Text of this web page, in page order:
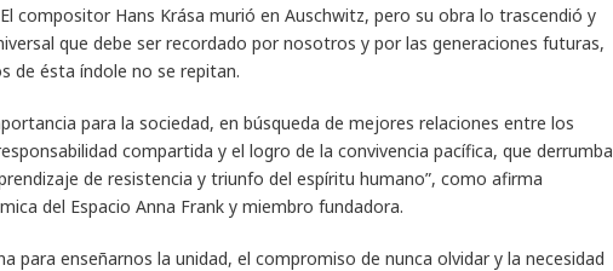
compositor Hans Krása murió en Auschwitz, pero su obra lo trascendió y
que debe ser recordado por nosotros y por las generaciones futuras,
de ésta índole no se repitan.
para la sociedad, en búsqueda de mejores relaciones entre los
compartida y el logro de la convivencia pacífica, que derrumba
de resistencia y triunfo del espíritu humano”, como afirma
del Espacio Anna Frank y miembro fundadora.
para enseñarnos la unidad, el compromiso de nunca olvidar y la necesidad